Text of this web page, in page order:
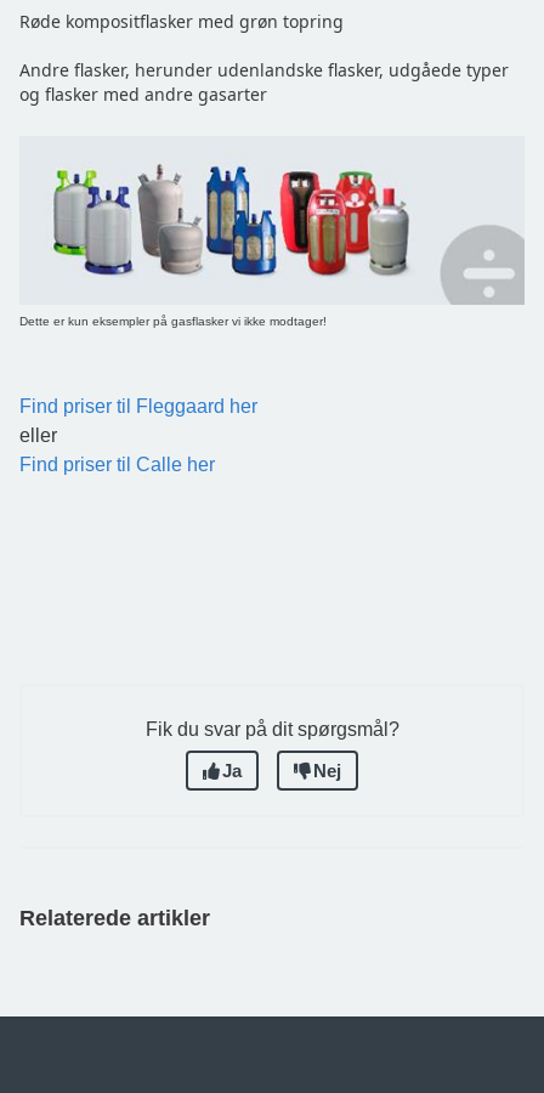
Røde kompositflasker med grøn topring
Andre flasker, herunder udenlandske flasker, udgåede typer
og flasker med andre gasarter
Dette er kun eksempler på gasflasker vi ikke modtager!
Find priser til Fleggaard her
eller
Find priser til Calle her
Fik du svar på dit spørgsmål?
Ja
Nej
Relaterede artikler